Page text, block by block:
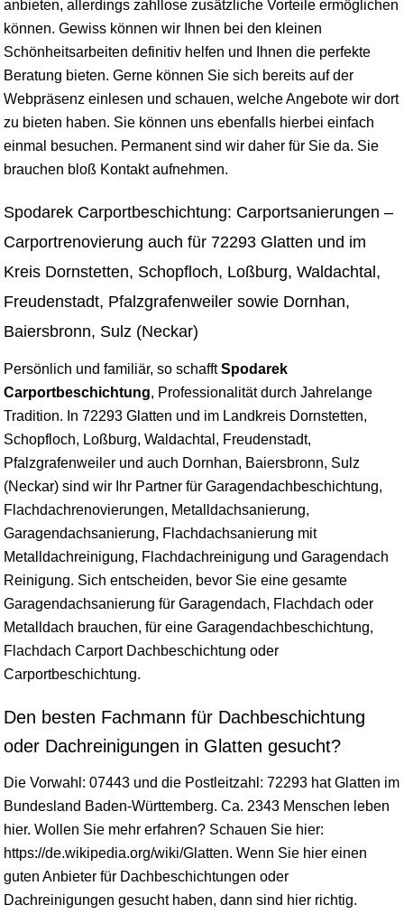
anbieten, allerdings zahllose zusätzliche Vorteile ermöglichen
können. Gewiss können wir Ihnen bei den kleinen
Schönheitsarbeiten definitiv helfen und Ihnen die perfekte
Beratung bieten. Gerne können Sie sich bereits auf der
Webpräsenz einlesen und schauen, welche Angebote wir dort
zu bieten haben. Sie können uns ebenfalls hierbei einfach
einmal besuchen. Permanent sind wir daher für Sie da. Sie
brauchen bloß Kontakt aufnehmen.
Spodarek Carportbeschichtung: Carportsanierungen –
Carportrenovierung auch für 72293 Glatten und im
Kreis Dornstetten, Schopfloch, Loßburg, Waldachtal,
Freudenstadt, Pfalzgrafenweiler sowie Dornhan,
Baiersbronn, Sulz (Neckar)
Persönlich und familiär, so schafftSpodarek
Carportbeschichtung, Professionalität durch Jahrelange
Tradition. In 72293 Glatten und im Landkreis Dornstetten,
Schopfloch, Loßburg, Waldachtal, Freudenstadt,
Pfalzgrafenweiler und auch Dornhan, Baiersbronn, Sulz
(Neckar) sind wir Ihr Partner für Garagendachbeschichtung,
Flachdachrenovierungen, Metalldachsanierung,
Garagendachsanierung, Flachdachsanierung mit
Metalldachreinigung, Flachdachreinigung und Garagendach
Reinigung. Sich entscheiden, bevor Sie eine gesamte
Garagendachsanierung für Garagendach, Flachdach oder
Metalldach brauchen, für eine Garagendachbeschichtung,
Flachdach Carport Dachbeschichtung oder
Carportbeschichtung.
Den besten Fachmann für Dachbeschichtung
oder Dachreinigungen in Glatten gesucht?
Die Vorwahl: 07443 und die Postleitzahl: 72293 hat Glatten im
Bundesland Baden-Württemberg. Ca. 2343 Menschen leben
hier. Wollen Sie mehr erfahren? Schauen Sie hier:
https://de.wikipedia.org/wiki/Glatten. Wenn Sie hier einen
guten Anbieter für Dachbeschichtungen oder
Dachreinigungen gesucht haben, dann sind hier richtig.